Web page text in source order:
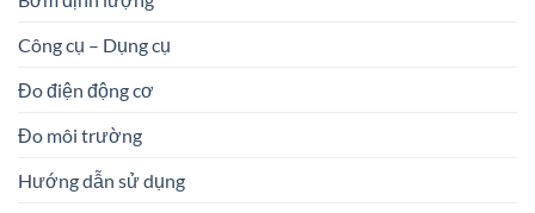
Công cụ – Dụng cụ
Đo điện động cơ
Đo môi trường
Hướng dẫn sử dụng